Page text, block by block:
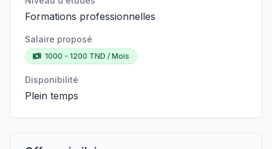
Formations professionnelles
Salaire proposé
1000 - 1200 TND / Mois
Disponibilité
Plein temps